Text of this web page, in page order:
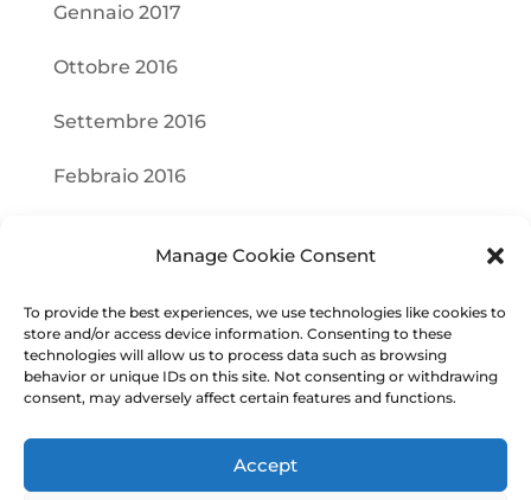
Manage Cookie Consent
To provide the best experiences, we use technologies like cookies to
store and/or access device information. Consenting to these
technologies will allow us to process data such as browsing
behavior or unique IDs on this site. Not consenting or withdrawing
consent, may adversely affect certain features and functions.
Accept
Gennaio 2017
Ottobre 2016
Settembre 2016
Febbraio 2016
Categorie
Meta
Feed dei contenuti